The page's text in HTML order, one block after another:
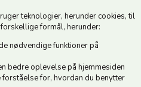
teknologier, herunder cookies, til
formål, herunder:
nødvendige funktioner på
bedre oplevelse på hjemmesiden
forståelse for, hvordan du benytter
| Middagslukket 12.00-12.30 |